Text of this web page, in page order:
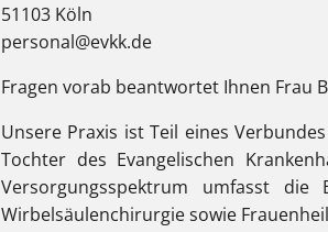
51103 Köln
personal@evkk.de
Fragen vorab beantwortet Ihnen Frau
Unsere Praxis ist Teil eines
Tochter des Evangelischen
Versorgungsspektrum umfasst die
Wirbelsäulenchirurgie sowie